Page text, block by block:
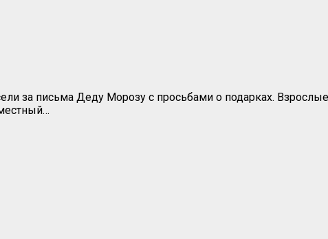
за письма Деду Морозу с просьбами о подарках.